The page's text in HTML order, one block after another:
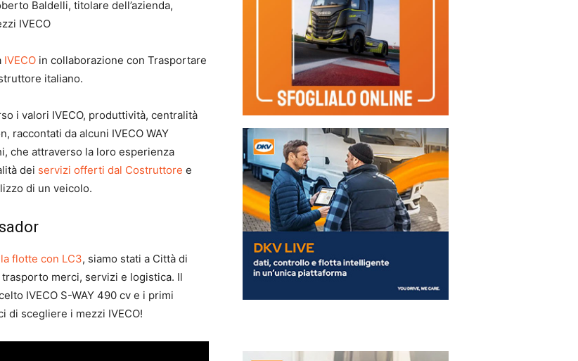
Baldelli, titolare dell’azienda,
IVECO
IVECO in collaborazione con Trasportare
italiano.
i valori IVECO, produttività, centralità
raccontati da alcuni IVECO WAY
che attraverso la loro esperienza
dei servizi offerti dal Costruttore e
di un veicolo.
flotte con LC3, siamo stati a Città di
merci, servizi e logistica. Il
IVECO S-WAY 490 cv e i primi
di scegliere i mezzi IVECO!